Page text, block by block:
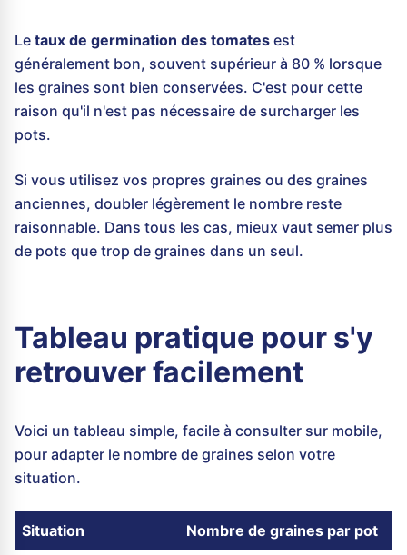
Le taux de germination des tomates est
généralement bon, souvent supérieur à 80 % lorsque
les graines sont bien conservées. C'est pour cette
raison qu'il n'est pas nécessaire de surcharger les
pots.
Si vous utilisez vos propres graines ou des graines
anciennes, doubler légèrement le nombre reste
raisonnable. Dans tous les cas, mieux vaut semer plus
de pots que trop de graines dans un seul.
Tableau pratique pour s'y
retrouver facilement
Voici un tableau simple, facile à consulter sur mobile,
pour adapter le nombre de graines selon votre
situation.
Situation Nombre de graines par pot